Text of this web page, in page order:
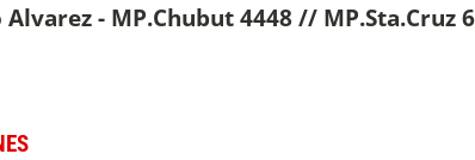
- MP.Chubut 4448 // MP.Sta.Cruz